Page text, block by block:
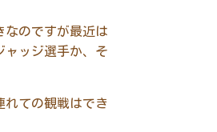
なのですが最近は
ャッジ選手か、そ
れての観戦はでき